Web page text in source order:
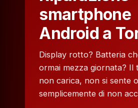
smartphone
Android a
Display rotto? Batteria
ormai mezza giornata? Il
non carica, non si sente
semplicemente di non